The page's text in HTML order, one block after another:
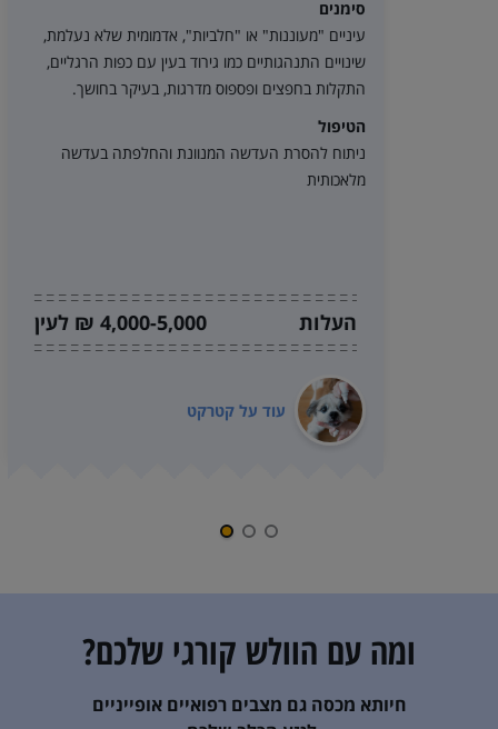
עיניים "מעוננות" או "חלביות", אדמומית שלא נעלמת,
שינויים התנהגותיים כמו גירוד בעין עם כפות הרגליים,
התקלות בחפצים ופספוס מדרגות, בעיקר בחושך.
ניתוח להסרת העדשה המנוונת והחלפתה בעדשה
מלאכותית
העלות 4,000-5,000 ₪ לעין
עוד על קטרקט
ומה עם הוולש קורגי שלכם?
חיותא מכסה גם מצבים רפואיים אופייניים